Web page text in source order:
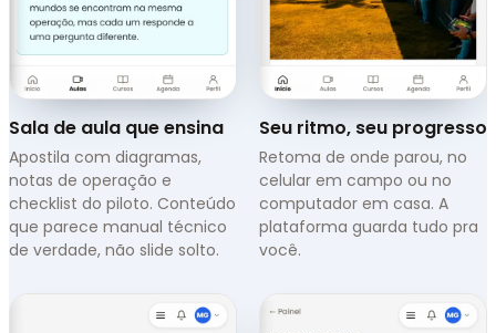
Sala de aula que ensina
Apostila com diagramas,
notas de operação e
checklist do piloto. Conteúdo
que parece manual técnico
de verdade, não slide solto.
Seu ritmo, seu progresso
Retoma de onde parou, no
celular em campo ou no
computador em casa. A
plataforma guarda tudo pra
você.